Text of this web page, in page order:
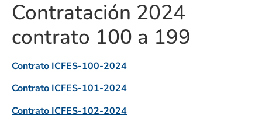
Contratación 2024
contrato 100 a 199
Contrato ICFES-100-2024
Contrato ICFES-101-2024
Contrato ICFES-102-2024